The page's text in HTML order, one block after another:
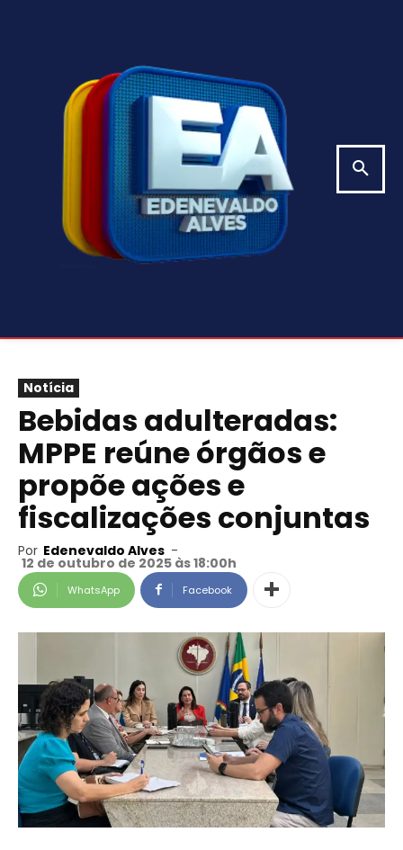
Notícia
Bebidas adulteradas:
MPPE reúne órgãos e
propõe ações e
fiscalizações conjuntas
Por Edenevaldo Alves -
12 de outubro de 2025 às 18:00h
WhatsApp Facebook